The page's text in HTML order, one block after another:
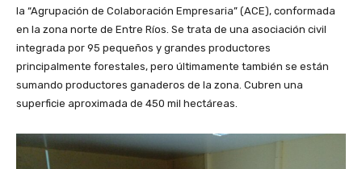
la “Agrupación de Colaboración Empresaria” (ACE), conformada
en la zona norte de Entre Ríos. Se trata de una asociación civil
integrada por 95 pequeños y grandes productores
principalmente forestales, pero últimamente también se están
sumando productores ganaderos de la zona. Cubren una
superficie aproximada de 450 mil hectáreas.